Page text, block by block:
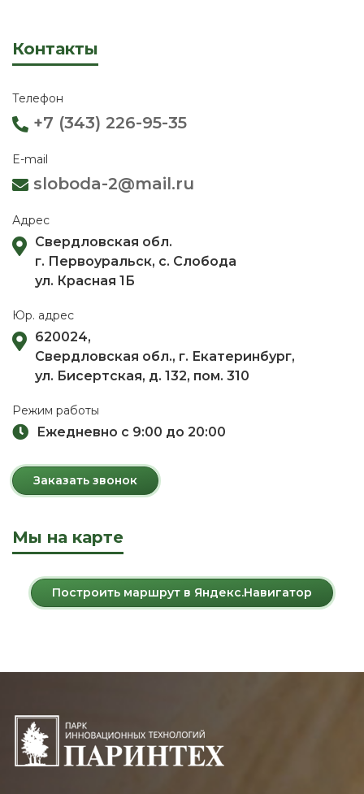
Контакты
Телефон
+7 (343) 226-95-35
E-mail
sloboda-2@mail.ru
Адрес
Свердловская обл.
г. Первоуральск, с. Слобода
ул. Красная 1Б
Юр. адрес
620024,
Свердловская обл., г. Екатеринбург,
ул. Бисертская, д. 132, пом. 310
Режим работы
Ежедневно с 9:00 до 20:00
Заказать звонок
Мы на карте
Построить маршрут в Яндекс.Навигатор